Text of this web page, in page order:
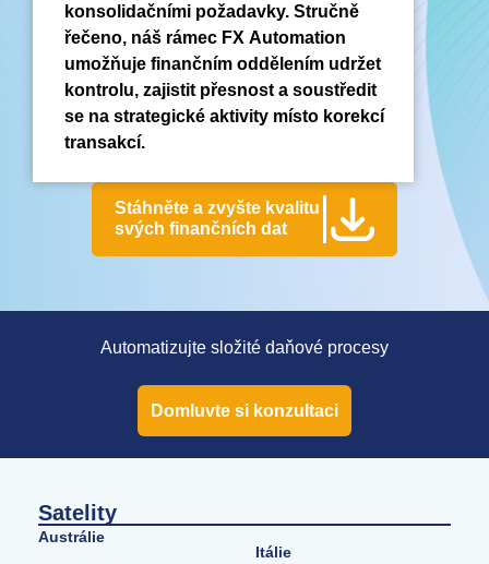
konsolidačními požadavky. Stručně
řečeno, náš rámec FX Automation
umožňuje finančním oddělením udržet
kontrolu, zajistit přesnost a soustředit
se na strategické aktivity místo korekcí
transakcí.
Stáhněte a zvyšte kvalitu
svých finančních dat
Automatizujte složité daňové procesy
Domluvte si konzultaci
Satelity
Austrálie
Itálie